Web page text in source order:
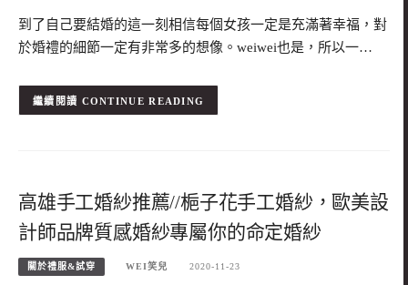
到了自己要結婚的這一刻相信每個女孩一定是充滿著幸福，對
於婚禮的細節一定有非常多的想像。weiwei也是，所以一…
CONTINUE READING
高雄手工婚紗推薦//梔子花手工婚紗，歐美設
計師品牌質感婚紗專屬你的命定婚紗
關於禮服&試穿 WEI笑兒 2020-11-23